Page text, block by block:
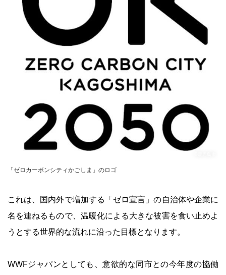
「ゼロカーボンシティかごしま」のロゴ
これは、国内外で増加する「ゼロ宣言」の自治体や企業に
名を連ねるもので、温暖化による大きな被害を食い止めよ
うとする世界的な流れに沿った目標となります。
WWFジャパンとしても、意欲的な同市との今年度の協働